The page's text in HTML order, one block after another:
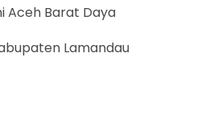
Aceh Barat Daya
Lamandau